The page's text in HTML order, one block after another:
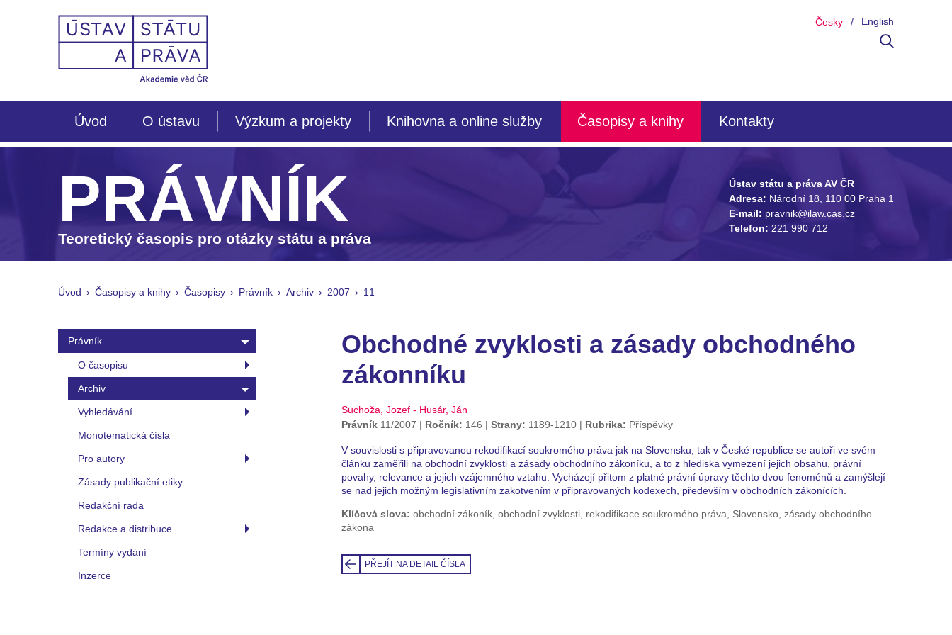
Česky English
Úvod O ústavu Výzkum a projekty Knihovna a online služby Časopisy a knihy Kontakty
PRÁVNÍK
Teoretický časopis pro otázky státu a práva
Ústav státu a práva AV ČR
Adresa: Národní 18, 110 00 Praha 1
E-mail: pravnik@ilaw.cas.cz
Telefon: 221 990 712
Úvod Časopisy a knihy Časopisy Právník Archiv 2007 11
Právník
O časopisu
Archiv
Vyhledávání
Monotematická čísla
Pro autory
Zásady publikační etiky
Redakční rada
Redakce a distribuce
Termíny vydání
Inzerce
Obchodné zvyklosti a zásady obchodného
zákonníku
Suchoža, Jozef - Husár, Ján
Právník11/2007 Ročník: 146 Strany: 1189-1210 Rubrika: Příspěvky
V souvislosti s připravovanou rekodifikací soukromého práva jak na Slovensku, tak v České republice se autoři ve svém
článku zaměřili na obchodní zvyklosti a zásady obchodního zákoníku, a to z hlediska vymezení jejich obsahu, právní
povahy, relevance a jejich vzájemného vztahu. Vycházejí přitom z platné právní úpravy těchto dvou fenoménů a zamýšlejí
se nad jejich možným legislativním zakotvením v připravovaných kodexech, především v obchodních zákonících.
Klíčová slova: obchodní zákoník, obchodní zvyklosti, rekodifikace soukromého práva, Slovensko, zásady obchodního
zákona
PŘEJÍT NA DETAIL ČÍSLA